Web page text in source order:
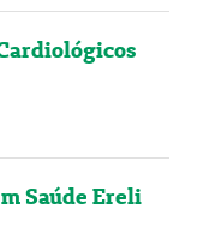
Saúde Ereli